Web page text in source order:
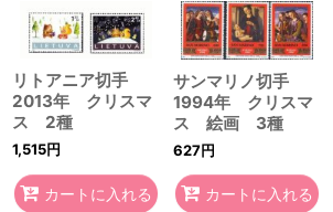
リトアニア切手
2013年 クリスマ
ス 2種
1,515円
カートに入れる
サンマリノ切手
1994年 クリスマ
ス 絵画 3種
627円
カートに入れる